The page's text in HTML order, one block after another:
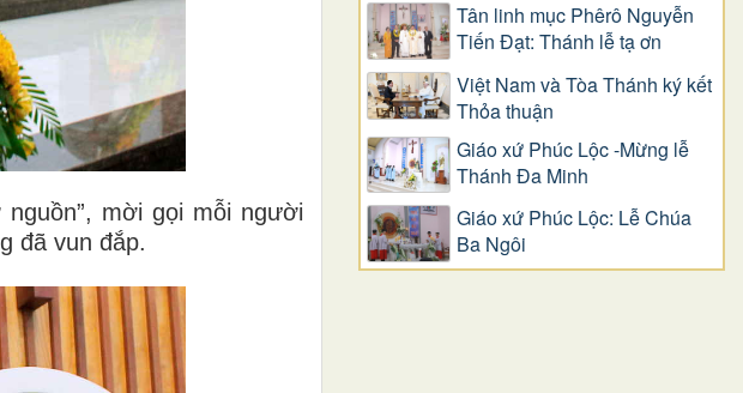
mời gọi mỗi người
đã vun đắp.
Tân linh mục Phêrô Nguyễn
Tiến Đạt: Thánh lễ tạ ơn
Việt Nam và Tòa Thánh ký kết
Thỏa thuận
Giáo xứ Phúc Lộc -Mừng lễ
Thánh Đa Minh
Giáo xứ Phúc Lộc: Lễ Chúa
Ba Ngôi